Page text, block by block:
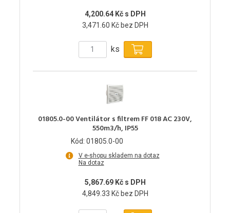
4,200.64 Kč s DPH
3,471.60 Kč bez DPH
ks
01805.0-00 Ventilátor s filtrem FF 018 AC 230V,
550m3/h, IP55
Kód: 01805.0-00
V e-shopu skladem na dotaz
Na dotaz
5,867.69 Kč s DPH
4,849.33 Kč bez DPH